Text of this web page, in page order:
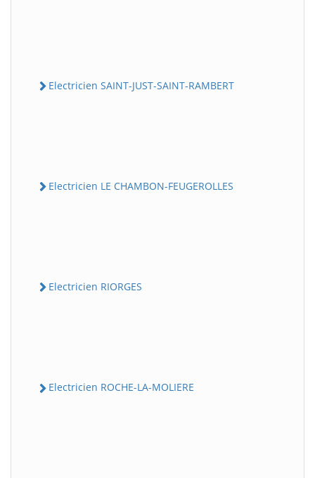
Electricien SAINT-JUST-SAINT-RAMBERT
Electricien LE CHAMBON-FEUGEROLLES
Electricien RIORGES
Electricien ROCHE-LA-MOLIERE